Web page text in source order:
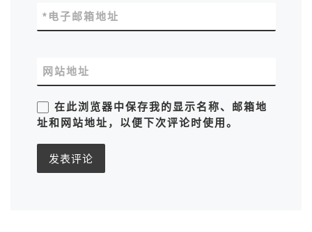
电子邮箱地址
*
网站地址
在此浏览器中保存我的显示名称、邮箱地
址和网站地址，以便下次评论时使用。